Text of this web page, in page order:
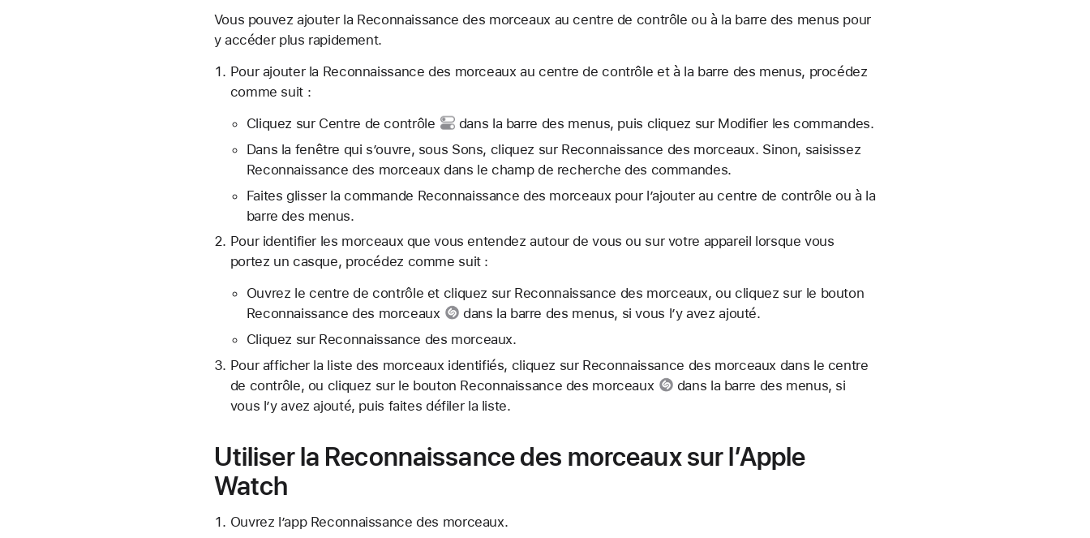
Vous pouvez ajouter la Reconnaissance des morceaux au centre de contrôle ou à la barre des menus pour
y accéder plus rapidement.
Pour ajouter la Reconnaissance des morceaux au centre de contrôle et à la barre des menus, procédez
comme suit :
Cliquez sur Centre de contrôle
dans la barre des menus, puis cliquez sur Modifier les commandes.
Dans la fenêtre qui s’ouvre, sous Sons, cliquez sur Reconnaissance des morceaux. Sinon, saisissez
Reconnaissance des morceaux dans le champ de recherche des commandes.
Faites glisser la commande Reconnaissance des morceaux pour l’ajouter au centre de contrôle ou à la
barre des menus.
Pour identifier les morceaux que vous entendez autour de vous ou sur votre appareil lorsque vous
portez un casque, procédez comme suit :
Ouvrez le centre de contrôle et cliquez sur Reconnaissance des morceaux, ou cliquez sur le bouton
Reconnaissance des morceaux
dans la barre des menus, si vous l’y avez ajouté.
Cliquez sur Reconnaissance des morceaux.
Pour afficher la liste des morceaux identifiés, cliquez sur Reconnaissance des morceaux dans le centre
de contrôle, ou cliquez sur le bouton Reconnaissance des morceaux
dans la barre des menus, si
vous l’y avez ajouté, puis faites défiler la liste.
Utiliser la Reconnaissance des morceaux sur l’Apple
Watch
Ouvrez l’app Reconnaissance des morceaux.